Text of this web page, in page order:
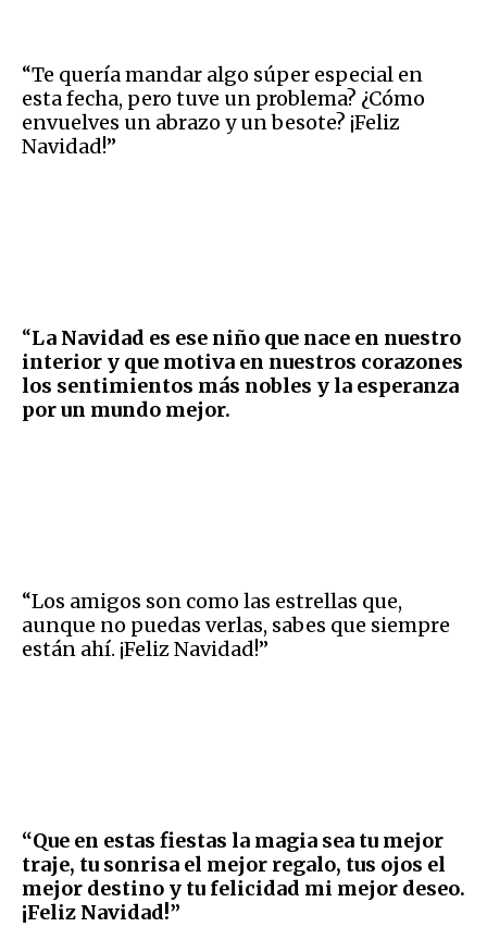
“Te quería mandar algo súper especial en
esta fecha, pero tuve un problema? ¿Cómo
envuelves un abrazo y un besote? ¡Feliz
Navidad!”
“La Navidad es ese niño que nace en nuestro
interior y que motiva en nuestros corazones
los sentimientos más nobles y la esperanza
por un mundo mejor.
“Los amigos son como las estrellas que,
aunque no puedas verlas, sabes que siempre
están ahí. ¡Feliz Navidad!”
“Que en estas fiestas la magia sea tu mejor
traje, tu sonrisa el mejor regalo, tus ojos el
mejor destino y tu felicidad mi mejor deseo.
¡Feliz Navidad!”